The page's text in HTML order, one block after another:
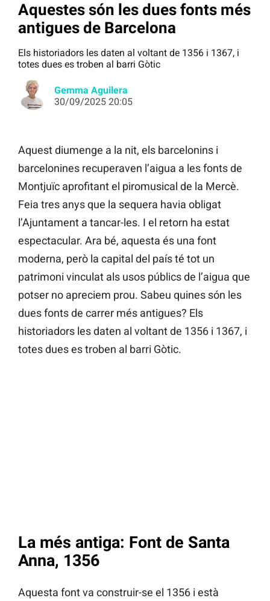
Aquestes són les dues fonts més
antigues de Barcelona
Els historiadors les daten al voltant de 1356 i 1367, i
totes dues es troben al barri Gòtic
Gemma Aguilera
30/09/2025 20:05
Aquest diumenge a la nit, els barcelonins i
barcelonines recuperaven l’aigua a les fonts de
Montjuïc aprofitant el piromusical de la Mercè.
Feia tres anys que la sequera havia obligat
l’Ajuntament a tancar-les. I el retorn ha estat
espectacular. Ara bé, aquesta és una font
moderna, però la capital del país té tot un
patrimoni vinculat als usos públics de l’aigua que
potser no apreciem prou. Sabeu quines són les
dues fonts de carrer més antigues? Els
historiadors les daten al voltant de 1356 i 1367, i
totes dues es troben al barri Gòtic.
La més antiga: Font de Santa
Anna, 1356
Aquesta font va construir-se el 1356 i està